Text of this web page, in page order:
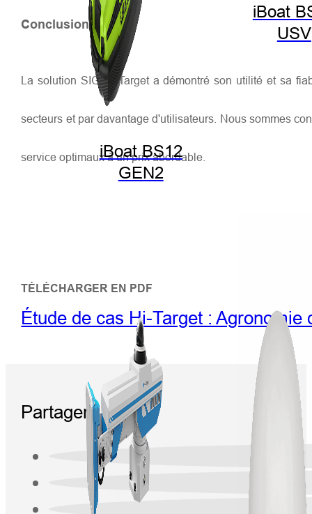
iBoat BS12
GEN2
iBoat
USV
Conclusion
La solution SIG Hi-Target a démontré son utilité et sa
secteurs et par davantage d'utilisateurs. Nous sommes
service optimaux à un prix abordable.
TÉLÉCHARGER EN PDF
Étude de cas Hi-Target :
Partager: